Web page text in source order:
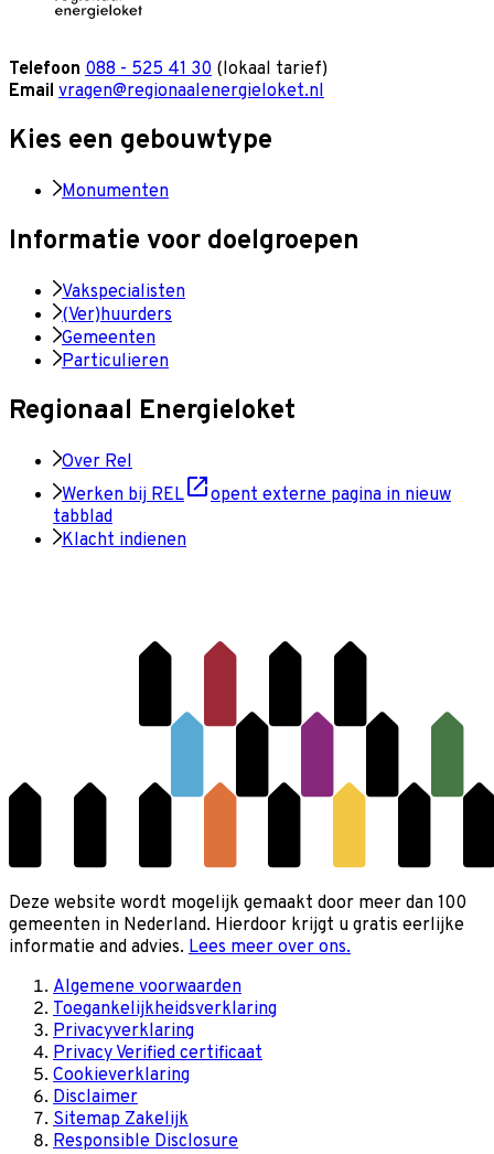
Telefoon 088 - 525 41 30 (lokaal tarief)
Email vragen@regionaalenergieloket.nl
Kies een gebouwtype
Monumenten
Informatie voor doelgroepen
Vakspecialisten
(Ver)huurders
Gemeenten
Particulieren
Regionaal Energieloket
Over Rel
Werken bij REL
opent externe pagina in nieuw
tabblad
Klacht indienen
Deze website wordt mogelijk gemaakt door meer dan 100
gemeenten in Nederland. Hierdoor krijgt u gratis eerlijke
informatie and advies. Lees meer over ons.
Algemene voorwaarden
Toegankelijkheidsverklaring
Privacyverklaring
Privacy Verified certificaat
Cookieverklaring
Disclaimer
Sitemap Zakelijk
Responsible Disclosure